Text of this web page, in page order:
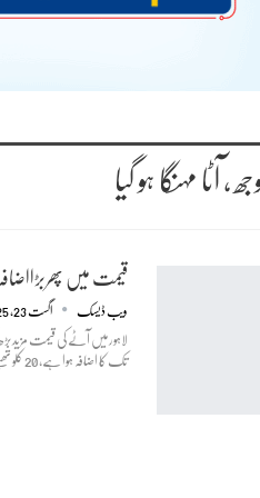
، آٹا مہنگا ہو گیا
قیمت میں پھربڑااضافہ 20کلو کاتھیلاکتنےکاہو گیا؟جانئے
ویب ڈیسک اگست 23, 2025
تک کا اضافہ ہوا ہے، 20 کلو تھیلے کی قیمت 1400 سے بڑھ کر 1700 روپے ہوگئی ہے۔ آٹا ملز…